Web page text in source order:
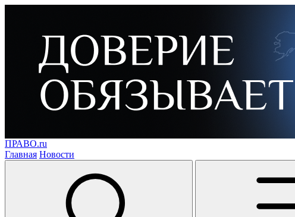
ПРАВО.ru
Главная Новости